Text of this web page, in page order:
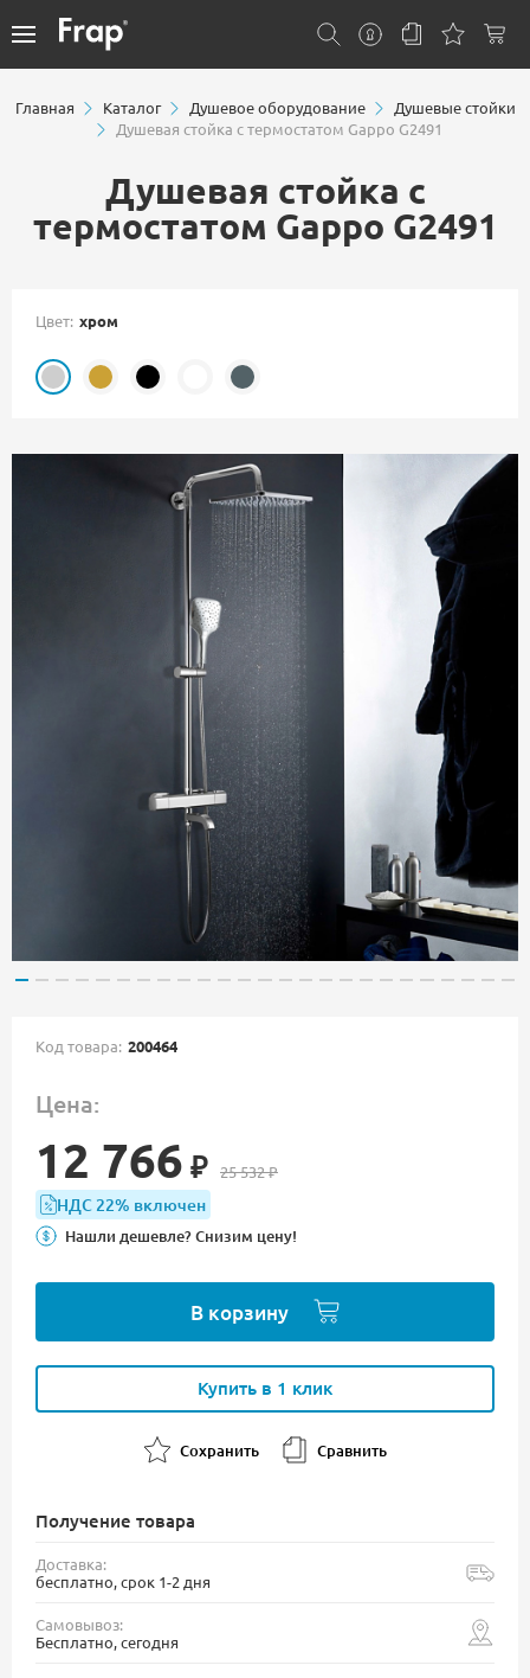
Главная Каталог Душевое оборудование
Душевые стойки
Душевая стойка с термостатом Gappo G2491
Душевая стойка с
термостатом Gappo G2491
Цвет: хром
Код товара: 200464
Цена:
12 766 ₽ 25 532₽
НДС 22% включен
Нашли дешевле? Снизим цену!
В корзину
Купить в 1 клик
Сохранить Сравнить
Получение товара
Доставка:
бесплатно, срок 1-2 дня
Самовывоз:
Бесплатно, сегодня